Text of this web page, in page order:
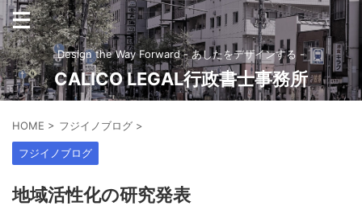
Design the Way Forward - あしたをデザインする -
CALICO LEGAL行政書士事務所
HOME > フジイノブログ >
フジイノブログ
地域活性化の研究発表